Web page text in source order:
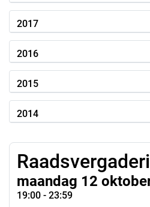
2017
2016
2015
2014
maandag 12
19:00 - 23:59